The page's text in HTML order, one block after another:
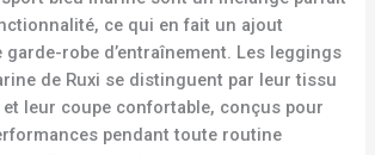
ce qui en fait un ajout
robe d’entraînement. Les leggings
de Ruxi se distinguent par leur tissu
leur coupe confortable, conçus pour
pendant toute routine